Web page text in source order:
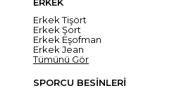
Erkek Tişört
Erkek Şort
Erkek Eşofman
Erkek Jean
Tümünü Gör
SPORCU BESİNLERİ